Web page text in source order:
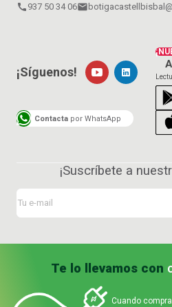
call 937 50 34 06email
¡Síguenos!
Contacta por WhatsApp
¡Suscríbete a
Te lo llevamos con
Cuando